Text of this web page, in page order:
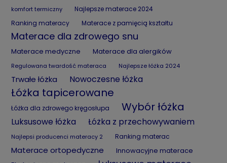
komfort termiczny
Najlepsze materace 2024
Ranking materacy
Materace z pamięcią kształtu
Materace dla zdrowego snu
Materace medyczne Materace dla alergików
Regulowana twardość materaca Najlepsze łóżka 2024
Trwałe łóżka Nowoczesne łóżka
Łóżka tapicerowane
Łóżka dla zdrowego kręgosłupa Wybór łóżka
Luksusowe łóżka Łóżka z przechowywaniem
Najlepsi producenci materacy 2 Ranking materac
Materace ortopedyczne
Innowacyjne materace